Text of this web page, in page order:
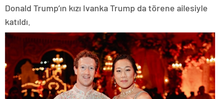
Donald Trump’ın kızı Ivanka Trump da törene ailesiyle
katıldı.